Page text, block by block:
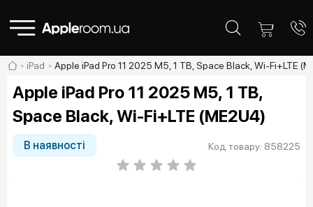
iPad Apple iPad Pro 11 2025 M5, 1 TB, Space Black, Wi-Fi+LTE
Apple iPad Pro 11 2025 M5, 1 TB,
Space Black, Wi-Fi+LTE (ME2U4)
В наявності Код товару: 858225